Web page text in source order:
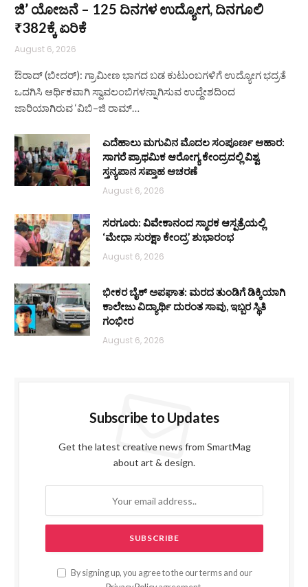
ಜಿ’ ಯೋಜನೆ – 125 ದಿನಗಳ ಉದ್ಯೋಗ, ದಿನಗೂಲಿ
₹382ಕ್ಕೆ ಏರಿಕೆ
August 6, 2026
ಔರಾದ್ (ಬೀದರ್): ಗ್ರಾಮೀಣ ಭಾಗದ ಬಡ ಕುಟುಂಬಗಳಿಗೆ ಉದ್ಯೋಗ ಭದ್ರತೆ
ಒದಗಿಸಿ ಆರ್ಥಿಕವಾಗಿ ಸ್ವಾವಲಂಬಿಗಳನ್ನಾಗಿಸುವ ಉದ್ದೇಶದಿಂದ
ಜಾರಿಯಾಗಿರುವ ‘ವಿಬಿ–ಜಿ ರಾಮ್…
ಎದೆಹಾಲು ಮಗುವಿನ ಮೊದಲ ಸಂಪೂರ್ಣ ಆಹಾರ:
ಸಾಗರೆ ಪ್ರಾಥಮಿಕ ಆರೋಗ್ಯ ಕೇಂದ್ರದಲ್ಲಿ ವಿಶ್ವ
ಸ್ತನ್ಯಪಾನ ಸಪ್ತಾಹ ಆಚರಣೆ
August 6, 2026
ಸರಗೂರು: ವಿವೇಕಾನಂದ ಸ್ಮಾರಕ ಆಸ್ಪತ್ರೆಯಲ್ಲಿ
‘ಮೇಧಾ ಸುರಕ್ಷಾ ಕೇಂದ್ರ’ ಶುಭಾರಂಭ
August 6, 2026
ಭೀಕರ ಬೈಕ್ ಅಪಘಾತ: ಮರದ ತುಂಡಿಗೆ ಡಿಕ್ಕಿಯಾಗಿ
ಕಾಲೇಜು ವಿದ್ಯಾರ್ಥಿ ದುರಂತ ಸಾವು, ಇಬ್ಬರ ಸ್ಥಿತಿ
ಗಂಭೀರ
August 6, 2026
Subscribe to Updates
Get the latest creative news from SmartMag
about art & design.
By signing up, you agree to the our terms and our